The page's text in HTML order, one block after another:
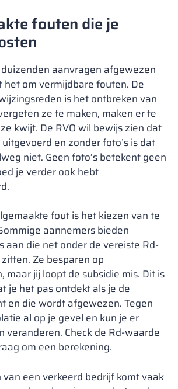
fouten die je
aanvragen afgewezen
het om vermijdbare fouten. De
is het ontbreken van
ze te maken, maken er te
kwijt. De RVO wil bewijs zien dat
en zonder foto’s is dat
niet. Geen foto’s betekent geen
je verder ook hebt
fout is het kiezen van te
aannemers bieden
aan die net onder de vereiste Rd-
Ze besparen op
maar jij loopt de subsidie mis. Dit is
je het pas ontdekt als je de
en die wordt afgewezen. Tegen
al op je gevel en kun je er
veranderen. Check de Rd-waarde
om een berekening.
van een verkeerd bedrijf komt vaak